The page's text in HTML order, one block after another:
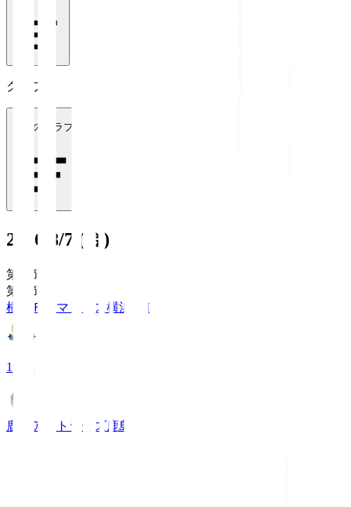
クラブ
全てのクラブ
2026/8/7 (金)
第1節
第1節
横浜Ｆ・マリノス横浜FM
19:25
鹿島アントラーズ鹿島